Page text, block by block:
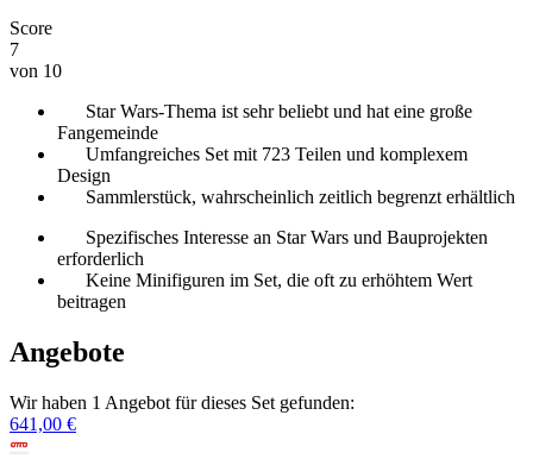
Score
7
von 10
Star Wars-Thema ist sehr beliebt und hat eine große
Fangemeinde
Umfangreiches Set mit 723 Teilen und komplexem
Design
Sammlerstück, wahrscheinlich zeitlich begrenzt erhältlich
Spezifisches Interesse an Star Wars und Bauprojekten
erforderlich
Keine Minifiguren im Set, die oft zu erhöhtem Wert
beitragen
Angebote
Wir haben 1 Angebot für dieses Set gefunden:
641,00 €